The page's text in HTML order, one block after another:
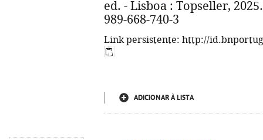
ed. - Lisboa : Topseller,
989-668-740-3
Link persistente: http://
ADICIONAR À LISTA